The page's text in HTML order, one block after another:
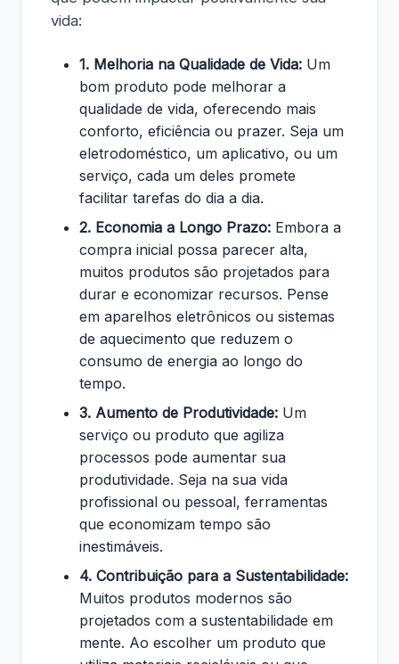
vida:
1. Melhoria na Qualidade de Vida: Um
bom produto pode melhorar a
qualidade de vida, oferecendo mais
conforto, eficiência ou prazer. Seja um
eletrodoméstico, um aplicativo, ou um
serviço, cada um deles promete
facilitar tarefas do dia a dia.
2. Economia a Longo Prazo: Embora a
compra inicial possa parecer alta,
muitos produtos são projetados para
durar e economizar recursos. Pense
em aparelhos eletrônicos ou sistemas
de aquecimento que reduzem o
consumo de energia ao longo do
tempo.
3. Aumento de Produtividade: Um
serviço ou produto que agiliza
processos pode aumentar sua
produtividade. Seja na sua vida
profissional ou pessoal, ferramentas
que economizam tempo são
inestimáveis.
4. Contribuição para a Sustentabilidade:
Muitos produtos modernos são
projetados com a sustentabilidade em
mente. Ao escolher um produto que